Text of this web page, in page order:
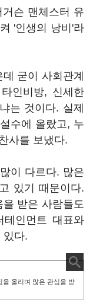
슨 맨체스터 유
'인생의 낭비'라
굳이 사회관계
인비방, 신세한
는 것이다. 실제
수에 올랐고, 누
사를 보냈다.
이 다르다. 많은
있기 때문이다.
받은 사람들도
테인먼트 대표와
있다.
올리며 많은 관심을 받